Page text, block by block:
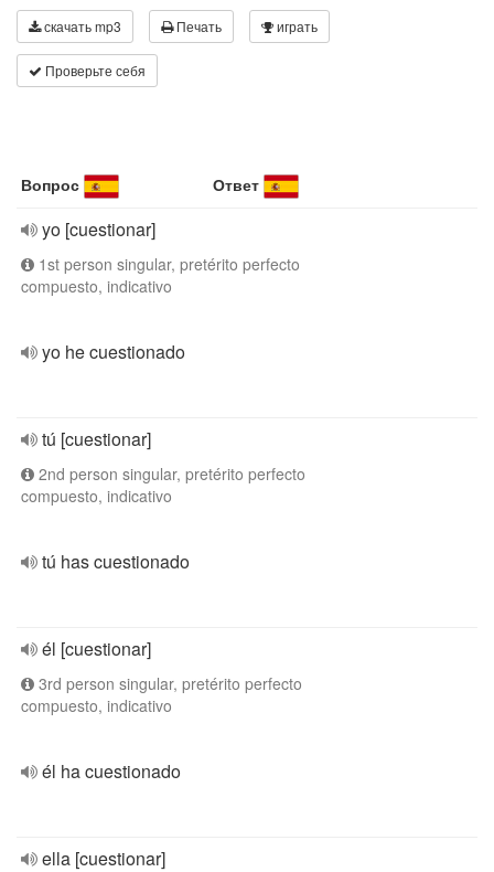
скачать mp3 Печать играть
Проверьте себя
Вопрос Ответ
yo [cuestionar]
1st person singular, pretérito perfecto
compuesto, indicativo
yo he cuestionado
tú [cuestionar]
2nd person singular, pretérito perfecto
compuesto, indicativo
tú has cuestionado
él [cuestionar]
3rd person singular, pretérito perfecto
compuesto, indicativo
él ha cuestionado
ella [cuestionar]